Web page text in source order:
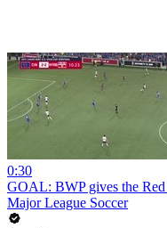
0:30
GOAL: BWP gives the
Major League Soccer